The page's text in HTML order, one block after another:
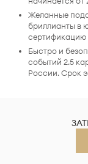
Желанные
бриллианты в
сертификацию
Быстро и
событий 2.5
России. Срок